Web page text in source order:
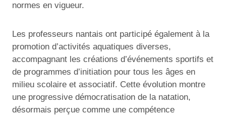
normes en vigueur.
Les professeurs nantais ont participé également à la
promotion d’activités aquatiques diverses,
accompagnant les créations d’événements sportifs et
de programmes d’initiation pour tous les âges en
milieu scolaire et associatif. Cette évolution montre
une progressive démocratisation de la natation,
désormais perçue comme une compétence